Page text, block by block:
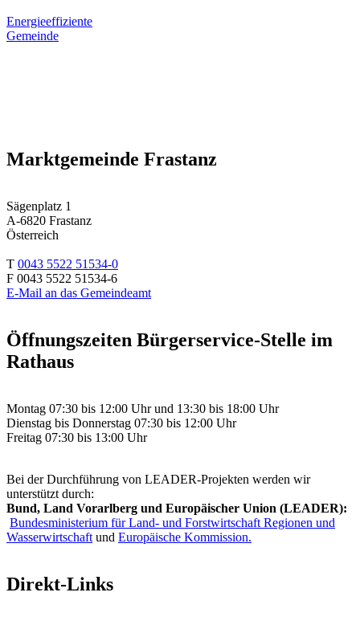
Energieeffiziente
Gemeinde
Marktgemeinde Frastanz
Sägenplatz 1
A-6820 Frastanz
Österreich
T 0043 5522 51534-0
F 0043 5522 51534-6
E-Mail an das Gemeindeamt
Öffnungszeiten Bürgerservice-Stelle im
Rathaus
Montag 07:30 bis 12:00 Uhr und 13:30 bis 18:00 Uhr
Dienstag bis Donnerstag 07:30 bis 12:00 Uhr
Freitag 07:30 bis 13:00 Uhr
Bei der Durchführung von LEADER-Projekten werden wir
unterstützt durch:
Bund, Land Vorarlberg und Europäischer Union (LEADER):
Bundesministerium für Land- und Forstwirtschaft Regionen und
Wasserwirtschaft und Europäische Kommission.
Direkt-Links